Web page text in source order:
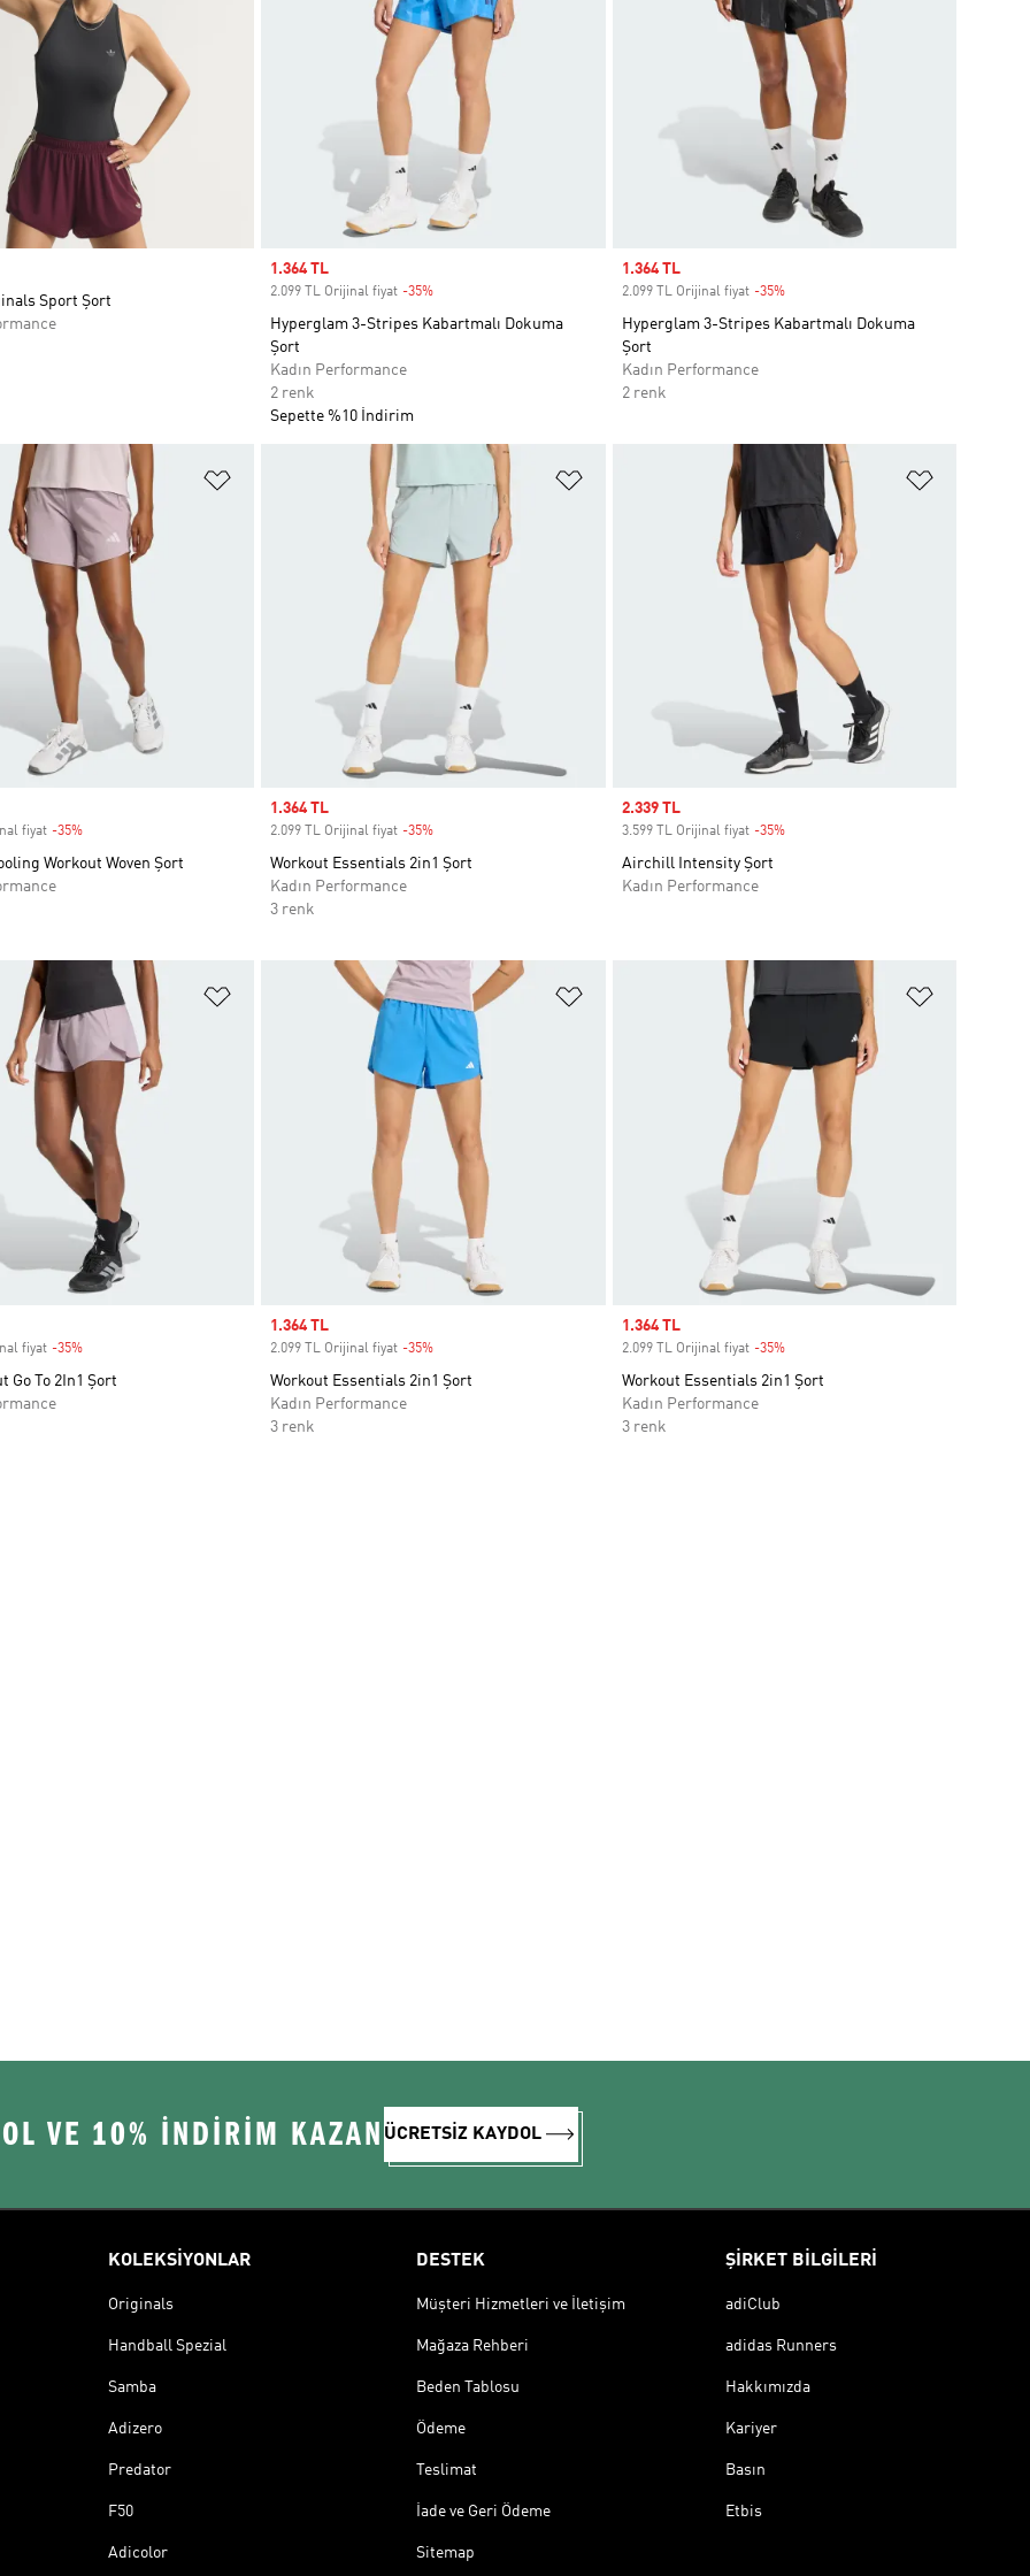
Sport Şort
Sale price
1.364 TL
2.099 TL Orijinal fiyat -35%
Hyperglam 3-Stripes Kabartmalı Dokuma
Şort
Kadın Performance
2 renk
Sepette %10 İndirim
Sale price
1.364 TL
2.099 TL Orijinal fiyat -35%Discount
Hyperglam 3-Stripes Kabartmalı Dokuma
Şort
Kadın Performance
2 renk
Ekle Favori Listesine Ekle
fiyat -35%Discount
Workout Woven Şort
Favori Listesine Ekle
Sale price
1.364 TL
2.099 TL Orijinal fiyat -35%
Workout Essentials 2in1 Şort
Kadın Performance
3 renk
Sale price
2.339 TL
3.599 TL Orijinal fiyat -35%Discount
Airchill Intensity Şort
Kadın Performance
Ekle Favori Listesine Ekle
fiyat -35%Discount
Go To 2In1 Şort
Favori Listesine Ekle
Sale price
1.364 TL
2.099 TL Orijinal fiyat -35%
Workout Essentials 2in1 Şort
Kadın Performance
3 renk
Sale price
1.364 TL
2.099 TL Orijinal fiyat -35%Discount
Workout Essentials 2in1 Şort
Kadın Performance
3 renk
VE 10% İNDİRİM KAZAN ÜCRETSİZ KAYDOL
KOLEKSİYONLAR
Originals
Handball Spezial
Samba
Adizero
Predator
F50
Adicolor
DESTEK
Müşteri Hizmetleri ve İletişim
Mağaza Rehberi
Beden Tablosu
Ödeme
Teslimat
İade ve Geri Ödeme
Sitemap
ŞİRKET BİLGİLERİ
adiClub
adidas Runners
Hakkımızda
Kariyer
Basın
Etbis